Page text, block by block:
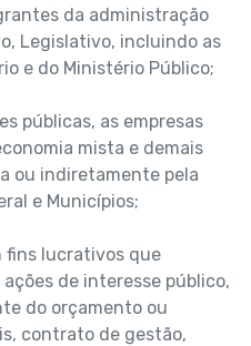
da administração
Legislativo, incluindo as
e do Ministério Público;
públicas, as empresas
mista e demais
ou indiretamente pela
e Municípios;
fins lucrativos que
de interesse público,
do orçamento ou
contrato de gestão,